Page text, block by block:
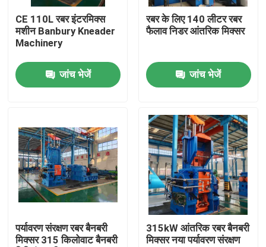
हमारे बारे में
कारखाना भ्रमण
गुणवत्ता नियंत्रण
संपर्क करें
समाचार
एक उद्धरण का अनुरोध करें
रबर प्रक्रिया मशीन
CE 110L रबर इंटरमिक्स
मशीन Banbury Kneader
Machinery
जांच भेजें
रबर के लिए 140 लीटर रबर
फैलाव निडर आंतरिक मिक्सर
जांच भेजें
पर्यावरण संरक्षण रबर बैनबरी
मिक्सर 315 किलोवाट बैनबरी
315kW आंतरिक रबर बैनबरी
मिक्सर नया पर्यावरण संरक्षण